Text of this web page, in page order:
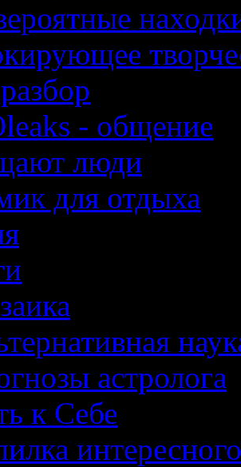
- общение
люди
для отдыха
астролога
к Себе
интересного